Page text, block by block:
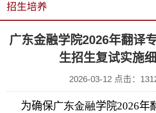
招生培养
广东金融学院2026年翻译
生招生复试实施
2026-03-12 点击：
为确保广东金融学院2026年